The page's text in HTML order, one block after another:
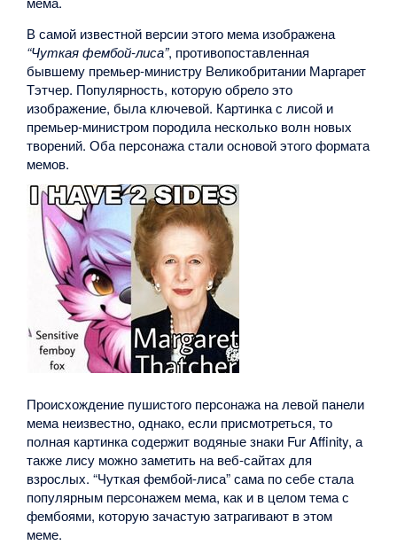
В самой известной версии этого мема изображена
“Чуткая фембой-лиса”, противопоставленная
бывшему премьер-министру Великобритании Маргарет
Тэтчер. Популярность, которую обрело это
изображение, была ключевой. Картинка с лисой и
премьер-министром породила несколько волн новых
творений. Оба персонажа стали основой этого формата
мемов.
Происхождение пушистого персонажа на левой панели
мема неизвестно, однако, если присмотреться, то
полная картинка содержит водяные знаки Fur Affinity, а
также лису можно заметить на веб-сайтах для
взрослых. “Чуткая фембой-лиса” сама по себе стала
популярным персонажем мема, как и в целом тема с
фембоями, которую зачастую затрагивают в этом
меме.